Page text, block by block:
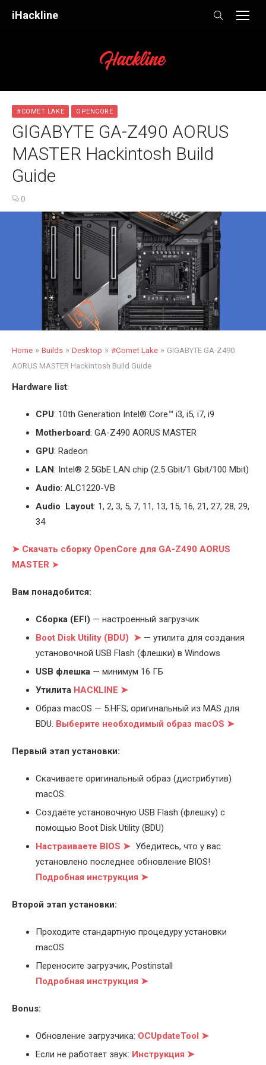
iHackline
#COMET LAKE OPENCORE
GIGABYTE GA-Z490 AORUS
MASTER Hackintosh Build
Guide
0
Home » Builds » Desktop » #Comet Lake » GIGABYTE GA-Z490
AORUS MASTER Hackintosh Build Guide
Hardware list:
CPU: 10th Generation Intel® Core™ i3, i5, i7, i9
Motherboard: GA-Z490 AORUS MASTER
GPU: Radeon
LAN: Intel® 2.5GbE LAN chip (2.5 Gbit/1 Gbit/100 Mbit)
Audio: ALC1220-VB
Audio Layout: 1, 2, 3, 5, 7, 11, 13, 15, 16, 21, 27, 28, 29,
34
➤ Скачать сборку OpenCore для GA-Z490 AORUS
MASTER ➤
Вам понадобится:
Cборка (EFI) — настроенный загрузчик
Boot Disk Utility (BDU) ➤ — утилита для создания
установочной USB Flash (флешки) в Windows
USB флешка — минимум 16 ГБ
Утилита HACKLINE ➤
Образ macOS — 5.HFS; оригинальный из MAS для
BDU. Выберите необходимый образ macOS ➤
Первый этап установки:
Скачиваете оригинальный образ (дистрибутив)
macOS.
Создаёте установочную USB Flash (флешку) с
помощью Boot Disk Utility (BDU)
Настраиваете BIOS ➤ Убедитесь, что у вас
установлено последнее обновление BIOS!
Подробная инструкция ➤
Второй этап установки:
Проходите стандартную процедуру установки
macOS
Переносите загрузчик, Postinstall
Подробная инструкция ➤
Bonus:
Обновление загрузчика: OCUpdateTool ➤
Если не работает звук: Инструкция ➤